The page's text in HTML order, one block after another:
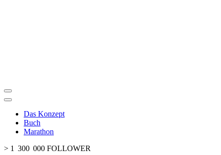
Das Konzept
Buch
Marathon
> 1 300 000 FOLLOWER